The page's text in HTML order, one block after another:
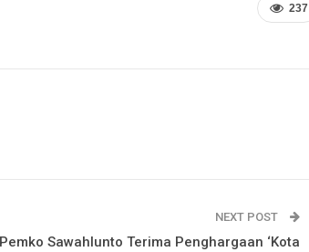
237
NEXT POST
Pemko Sawahlunto Terima Penghargaan ‘Kota